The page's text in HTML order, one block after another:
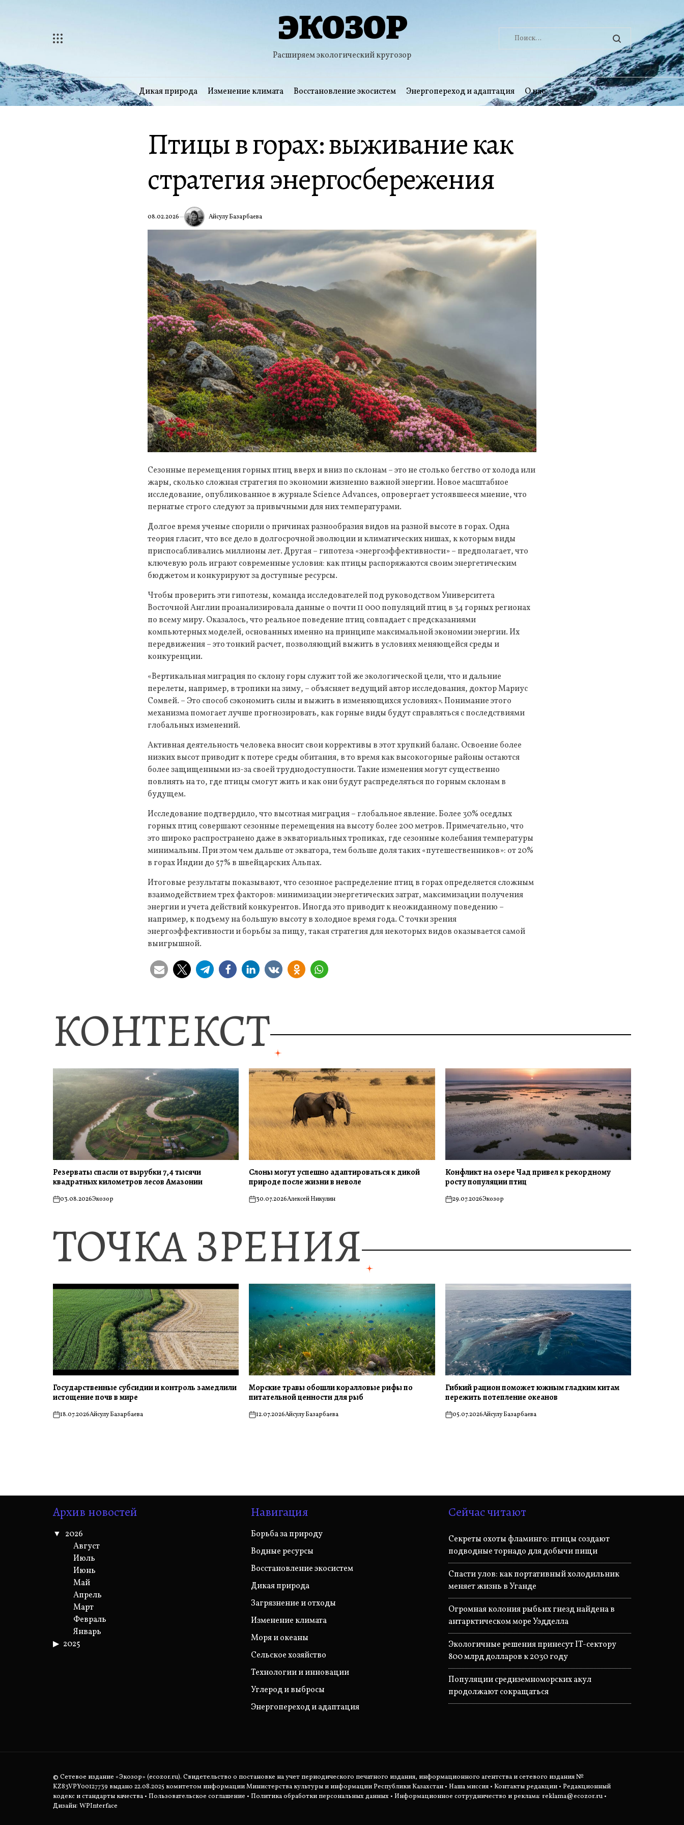
ЭКОЗОР
Расширяем экологический кругозор
Найти:
Дикая природа Изменение климата Восстановление экосистем Энергопереход и адаптация О нас
Птицы в горах: выживание как
стратегия энергосбережения
08.02.2026 Айсулу Базарбаева
Сезонные перемещения горных птиц вверх и вниз по склонам – это не столько бегство от холода или
жары, сколько сложная стратегия по экономии жизненно важной энергии. Новое масштабное
исследование, опубликованное в журнале Science Advances, опровергает устоявшееся мнение, что
пернатые строго следуют за привычными для них температурами.
Долгое время ученые спорили о причинах разнообразия видов на разной высоте в горах. Одна
теория гласит, что все дело в долгосрочной эволюции и климатических нишах, к которым виды
приспосабливались миллионы лет. Другая – гипотеза «энергоэффективности» – предполагает, что
ключевую роль играют современные условия: как птицы распоряжаются своим энергетическим
бюджетом и конкурируют за доступные ресурсы.
Чтобы проверить эти гипотезы, команда исследователей под руководством Университета
Восточной Англии проанализировала данные о почти 11 000 популяций птиц в 34 горных регионах
по всему миру. Оказалось, что реальное поведение птиц совпадает с предсказаниями
компьютерных моделей, основанных именно на принципе максимальной экономии энергии. Их
передвижения – это тонкий расчет, позволяющий выжить в условиях меняющейся среды и
конкуренции.
«Вертикальная миграция по склону горы служит той же экологической цели, что и дальние
перелеты, например, в тропики на зиму, – объясняет ведущий автор исследования, доктор Мариус
Сомвей. – Это способ сэкономить силы и выжить в изменяющихся условиях». Понимание этого
механизма помогает лучше прогнозировать, как горные виды будут справляться с последствиями
глобальных изменений.
Активная деятельность человека вносит свои коррективы в этот хрупкий баланс. Освоение более
низких высот приводит к потере среды обитания, в то время как высокогорные районы остаются
более защищенными из-за своей труднодоступности. Такие изменения могут существенно
повлиять на то, где птицы смогут жить и как они будут распределяться по горным склонам в
будущем.
Исследование подтвердило, что высотная миграция – глобальное явление. Более 30% оседлых
горных птиц совершают сезонные перемещения на высоту более 200 метров. Примечательно, что
это широко распространено даже в экваториальных тропиках, где сезонные колебания температуры
минимальны. При этом чем дальше от экватора, тем больше доля таких «путешественников»: от 20%
в горах Индии до 57% в швейцарских Альпах.
Итоговые результаты показывают, что сезонное распределение птиц в горах определяется сложным
взаимодействием трех факторов: минимизации энергетических затрат, максимизации получения
энергии и учета действий конкурентов. Иногда это приводит к неожиданному поведению –
например, к подъему на большую высоту в холодное время года. С точки зрения
энергоэффективности и борьбы за пищу, такая стратегия для некоторых видов оказывается самой
выигрышной.
КОНТЕКСТ
Резерваты спасли от вырубки 7,4 тысячи
квадратных километров лесов Амазонии
on03.08.2026Экозор
Слоны могут успешно адаптироваться к дикой
природе после жизни в неволе
on30.07.2026Алексей Никулин
Конфликт на озере Чад привел к рекордному
росту популяции птиц
on29.07.2026Экозор
ТОЧКА ЗРЕНИЯ
Государственные субсидии и контроль замедлили
истощение почв в мире
on18.07.2026Айсулу Базарбаева
Морские травы обошли коралловые рифы по
питательной ценности для рыб
on12.07.2026Айсулу Базарбаева
Гибкий рацион поможет южным гладким китам
пережить потепление океанов
on05.07.2026Айсулу Базарбаева
Архив новостей
2026
Август
Июль
Июнь
Май
Апрель
Март
Февраль
Январь
2025
Навигация
Борьба за природу
Водные ресурсы
Восстановление экосистем
Дикая природа
Загрязнение и отходы
Изменение климата
Моря и океаны
Сельское хозяйство
Технологии и инновации
Углерод и выбросы
Энергопереход и адаптация
Сейчас читают
Секреты охоты фламинго: птицы создают
подводные торнадо для добычи пищи
Спасти улов: как портативный холодильник
меняет жизнь в Уганде
Огромная колония рыбьих гнезд найдена в
антарктическом море Уэдделла
Экологичные решения принесут IT-сектору
800 млрд долларов к 2030 году
Популяции средиземноморских акул
продолжают сокращаться
© Сетевое издание «Экозор» (ecozor.ru). Свидетельство о постановке на учет периодического печатного издания, информационного агентства и сетевого издания №
KZ83VPY00127739 выдано 22.08.2025 комитетом информации Министерства культуры и информации Республики Казахстан •Наша миссия •Контакты редакции •Редакционный
кодекс и стандарты качества •Пользовательское соглашение •Политика обработки персональных данных • Информационное сотрудничество и реклама:reklama@ecozor.ru •
Дизайн: WPInterface